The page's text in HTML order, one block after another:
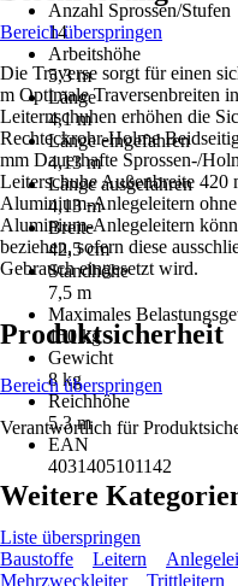
Anzahl Sprossen/Stufen
14
Arbeitshöhe
5,3 m
Länge
4,1 m
Länge eingefahren
4,13 m
Länge ausgefahren
4,13 m
Breite
42,5 cm
Standhöhe
7,5 m
Maximales
150 kg
Gewicht
8 kg
Reichhöhe
5,3 m
EAN
4031405101142
Bereich überspringen
Die Traverse sorgt für einen
m Optimale Traversenbreiten
Leiternschuhen erhöhen die
Rechteckrohr-Holme
mm Dauerhafte Sprossen-/
Leiterschuhe Außenbreite 420
Aluminium-Anlegeleitern
Aluminium-Anlegeleitern
beziehen, sofern diese
Gebrauch eingesetzt wird.
Produktsicherheit
Bereich überspringen
Verantwortlich für
Weitere
Liste überspringen
Baustoffe
Leitern
Mehrzweckleiter
Trittleitern